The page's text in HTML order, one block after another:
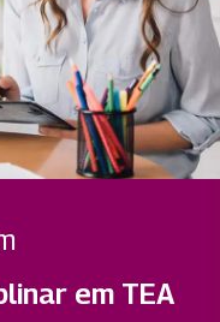
em TEA